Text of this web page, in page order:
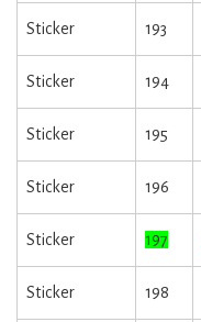
Sticker 193
Sticker 194
Sticker 195
Sticker 196
Sticker 197
Sticker 198